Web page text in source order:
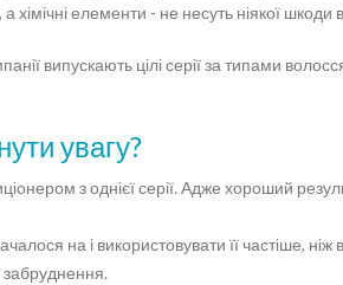
а хімічні елементи - не несуть ніякої
випускають цілі серії за типами
увагу?
з однієї серії. Адже хороший
на і використовувати її частіше,